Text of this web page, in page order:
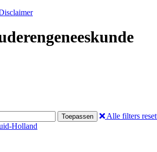
Toepassen
Alle filters
Holland